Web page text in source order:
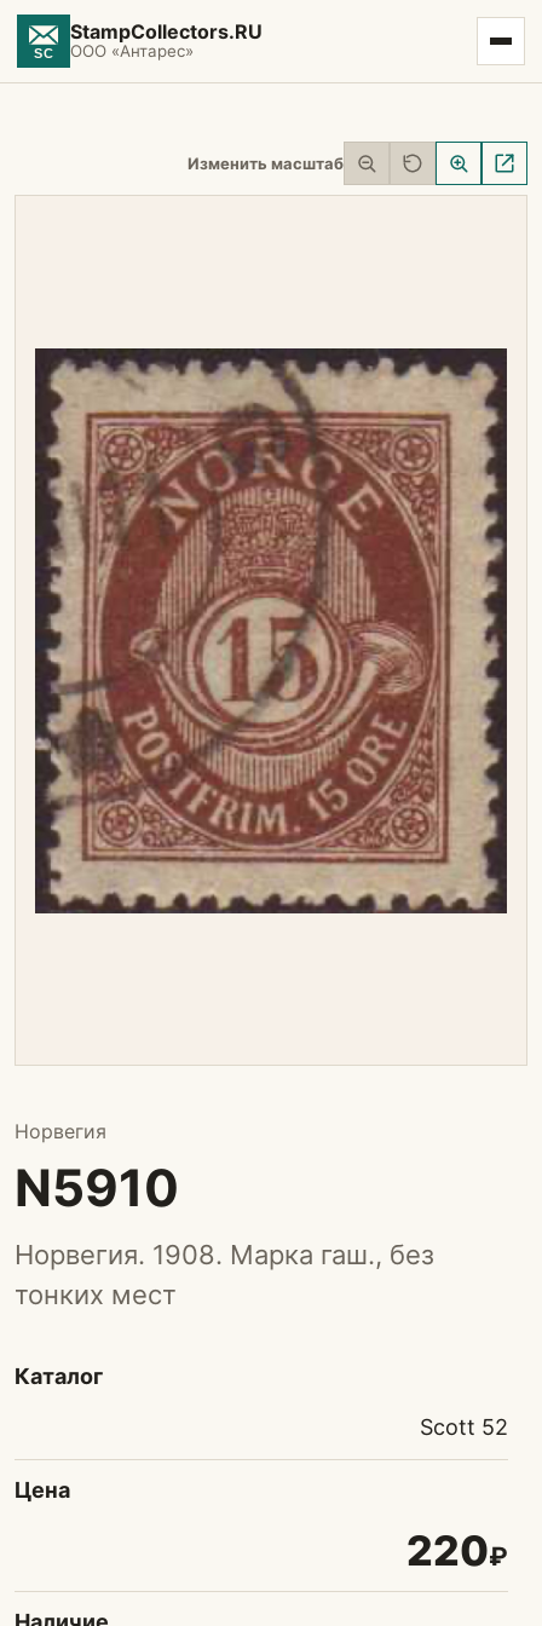
StampCollectors.RU
ООО «Антарес»
Изменить масштаб
Норвегия
N5910
Норвегия. 1908. Марка гаш., без
тонких мест
Каталог
Scott 52
Цена
220₽